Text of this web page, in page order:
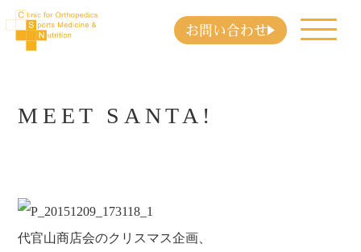
お問い合わせ
MEET SANTA!
代官山商店会のクリスマス企画、